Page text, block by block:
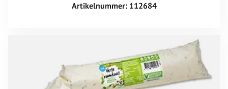
Artikelnummer: 112684